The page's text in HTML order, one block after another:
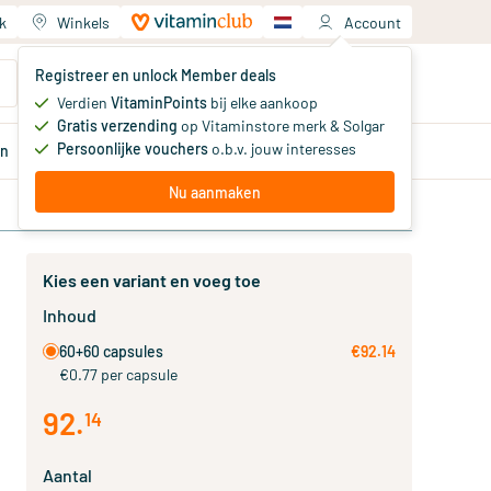
Winkels Account
Registreer en unlock Member deals
Verdien VitaminPoints bij elke aankoop
Gratis verzending op Vitaminstore merk & Solgar
Persoonlijke voucherso.b.v. jouw interesses
Nu aanmaken
Jouw winkelwagen
Je hebt nog geen producten
Aanbiedingen Memberdeals
Kies een variant en voeg toe
Inhoud
60+60 capsules
€0.77 per capsule
€92.14
92.14
Aantal